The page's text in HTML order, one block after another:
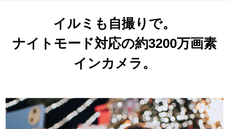
イルミも自撮りで。
ナイトモード対応の約3200万画素
インカメラ。